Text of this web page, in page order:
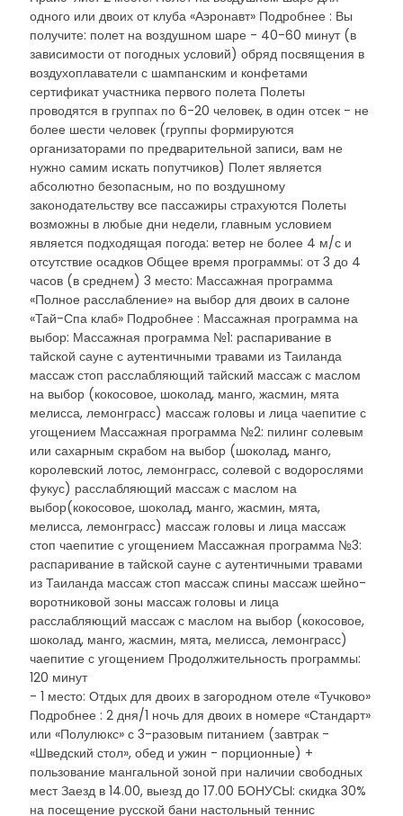
одного или двоих от клуба «Аэронавт» Подробнее : Вы
получите: полет на воздушном шаре - 40-60 минут (в
зависимости от погодных условий) обряд посвящения в
воздухоплаватели с шампанским и конфетами
сертификат участника первого полета Полеты
проводятся в группах по 6-20 человек, в один отсек - не
более шести человек (группы формируются
организаторами по предварительной записи, вам не
нужно самим искать попутчиков) Полет является
абсолютно безопасным, но по воздушному
законодательству все пассажиры страхуются Полеты
возможны в любые дни недели, главным условием
является подходящая погода: ветер не более 4 м/с и
отсутствие осадков Общее время программы: от 3 до 4
часов (в среднем) 3 место: Массажная программа
«Полное расслабление» на выбор для двоих в салоне
«Тай-Спа клаб» Подробнее : Массажная программа на
выбор: Массажная программа №1: распаривание в
тайской сауне с аутентичными травами из Таиланда
массаж стоп расслабляющий тайский массаж с маслом
на выбор (кокосовое, шоколад, манго, жасмин, мята
мелисса, лемонграсс) массаж головы и лица чаепитие с
угощением Массажная программа №2: пилинг солевым
или сахарным скрабом на выбор (шоколад, манго,
королевский лотос, лемонграсс, солевой с водорослями
фукус) расслабляющий массаж с маслом на
выбор(кокосовое, шоколад, манго, жасмин, мята,
мелисса, лемонграсс) массаж головы и лица массаж
стоп чаепитие с угощением Массажная программа №3:
распаривание в тайской сауне с аутентичными травами
из Таиланда массаж стоп массаж спины массаж шейно-
воротниковой зоны массаж головы и лица
расслабляющий массаж с маслом на выбор (кокосовое,
шоколад, манго, жасмин, мята, мелисса, лемонграсс)
чаепитие с угощением Продолжительность программы:
120 минут
- 1 место: Отдых для двоих в загородном отеле «Тучково»
Подробнее : 2 дня/1 ночь для двоих в номере «Стандарт»
или «Полулюкс» с 3-разовым питанием (завтрак -
«Шведский стол», обед и ужин - порционные) +
пользование мангальной зоной при наличии свободных
мест Заезд в 14.00, выезд до 17.00 БОНУСЫ: скидка 30%
на посещение русской бани настольный теннис